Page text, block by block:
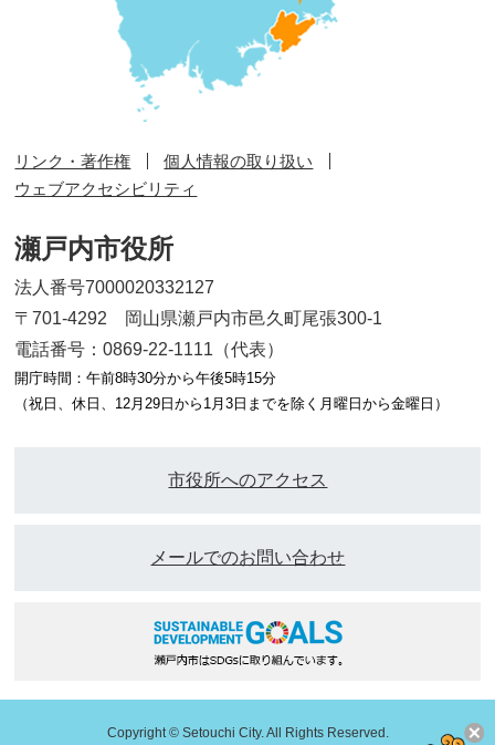
リンク・著作権
個人情報の取り扱い
ウェブアクセシビリティ
瀬戸内市役所
法人番号7000020332127
〒701-4292 岡山県瀬戸内市邑久町尾張300-1
電話番号：0869-22-1111（代表）
開庁時間：午前8時30分から午後5時15分
（祝日、休日、12月29日から1月3日までを除く月曜日から金曜日）
市役所へのアクセス
メールでのお問い合わせ
Copyright © Setouchi City. All Rights Reserved.